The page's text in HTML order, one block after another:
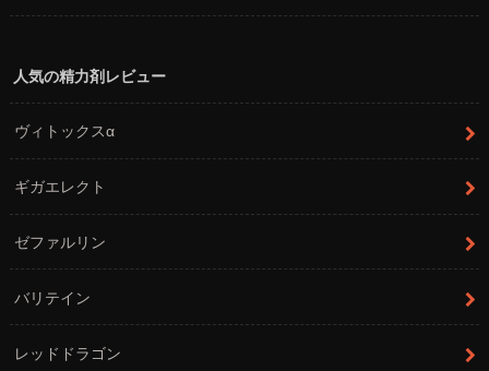
人気の精力剤レビュー
ヴィトックスα
ギガエレクト
ゼファルリン
バリテイン
レッドドラゴン